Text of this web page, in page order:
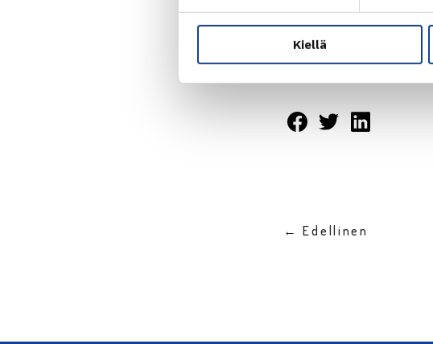
Kiellä
← Edellinen